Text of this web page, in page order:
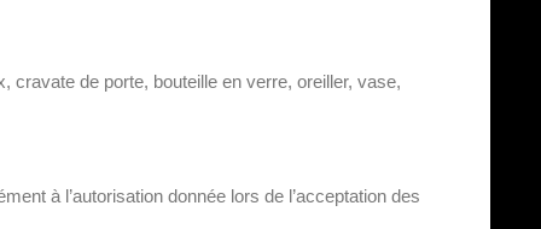
cravate de porte, bouteille en verre, oreiller, vase,
à l’autorisation donnée lors de l’acceptation des